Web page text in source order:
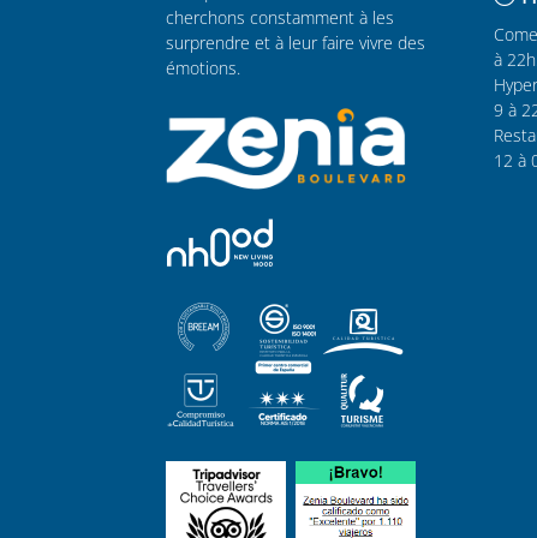
cherchons constamment à les
surprendre et à leur faire vivre des
émotions.
à
9 à
12 à